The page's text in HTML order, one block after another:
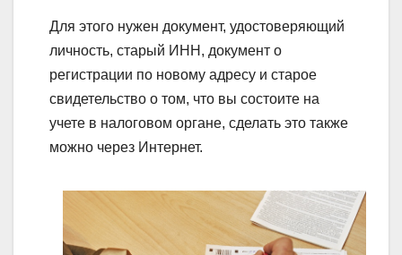
Для этого нужен документ, удостоверяющий
личность, старый ИНН, документ о
регистрации по новому адресу и старое
свидетельство о том, что вы состоите на
учете в налоговом органе, сделать это также
можно через Интернет.